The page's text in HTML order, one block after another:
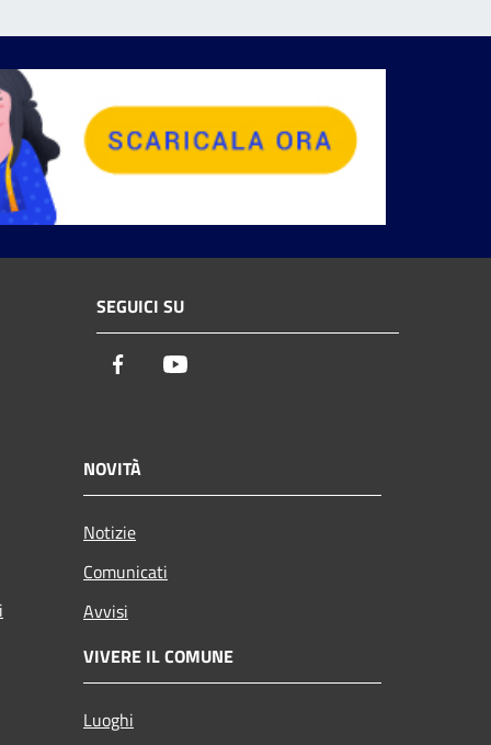
SEGUICI SU
Facebook
NOVITÀ
Notizie
Comunicati
Avvisi
VIVERE IL COMUNE
Luoghi